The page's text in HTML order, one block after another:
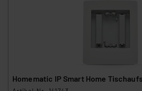
Homematic IP Smart Home